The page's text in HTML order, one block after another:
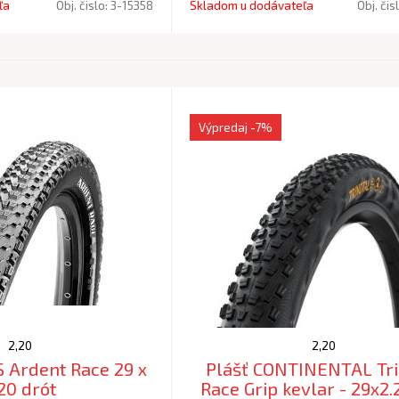
Obj. čislo:3-15358 Skladom u dodávateľa Obj.
2,20
Ardent Race 29 x
drót
2,20
Plášť CONTINENTAL
Race Grip kevlar -
Výpredaj -7%